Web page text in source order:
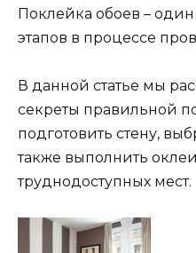
Поклейка обоев –
этапов в процессе
В данной статье мы
секреты правильной
подготовить стену,
также выполнить
труднодоступных мест.